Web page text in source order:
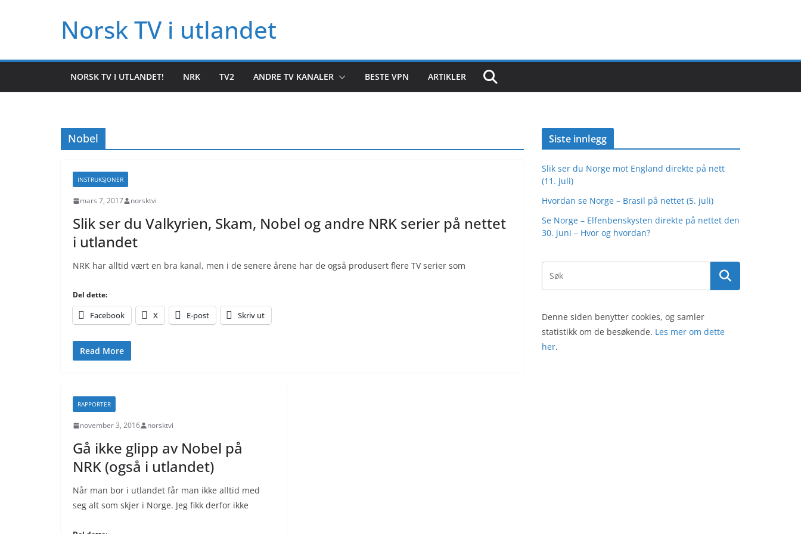
Norsk TV i utlandet
NORSK TV I UTLANDET! NRK TV2 ANDRE TV KANALER BESTE VPN ARTIKLER
Nobel
INSTRUKSJONER
mars 7, 2017 norsktvi
Slik ser du Valkyrien, Skam, Nobel og andre NRK serier på nettet
i utlandet
NRK har alltid vært en bra kanal, men i de senere årene har de også produsert flere TV serier som
Del dette:
Facebook X E-post Skriv ut
Read More
RAPPORTER
november 3, 2016 norsktvi
Gå ikke glipp av Nobel på
NRK (også i utlandet)
Når man bor i utlandet får man ikke alltid med
seg alt som skjer i Norge. Jeg fikk derfor ikke
Siste innlegg
Slik ser du Norge mot England direkte på nett
(11. juli)
Hvordan se Norge – Brasil på nettet (5. juli)
Se Norge – Elfenbenskysten direkte på nettet den
30. juni – Hvor og hvordan?
Denne siden benytter cookies, og samler
statistikk om de besøkende. Les mer om dette
her.